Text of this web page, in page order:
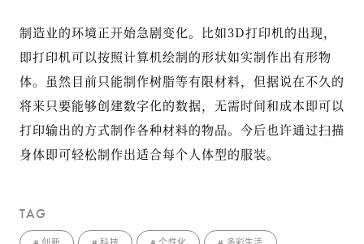
制造业的环境正开始急剧变化。比如3D打印机的出现，
即打印机可以按照计算机绘制的形状如实制作出有形物
体。虽然目前只能制作树脂等有限材料，但据说在不久的
将来只要能够创建数字化的数据，无需时间和成本即可以
打印输出的方式制作各种材料的物品。今后也许通过扫描
身体即可轻松制作出适合每个人体型的服装。
TAG